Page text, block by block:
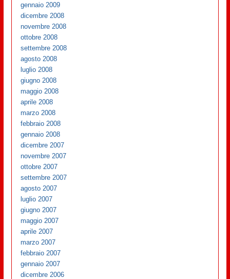
gennaio 2009
dicembre 2008
novembre 2008
ottobre 2008
settembre 2008
agosto 2008
luglio 2008
giugno 2008
maggio 2008
aprile 2008
marzo 2008
febbraio 2008
gennaio 2008
dicembre 2007
novembre 2007
ottobre 2007
settembre 2007
agosto 2007
luglio 2007
giugno 2007
maggio 2007
aprile 2007
marzo 2007
febbraio 2007
gennaio 2007
dicembre 2006